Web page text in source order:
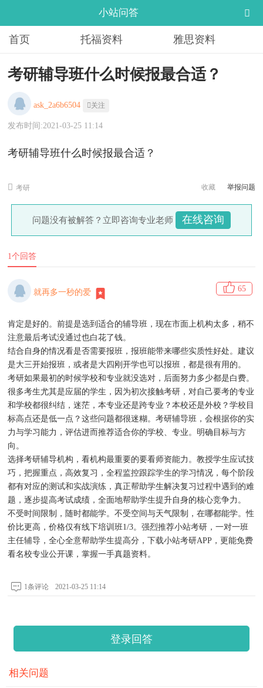
小站问答
首页 托福资料 雅思资料
考研辅导班什么时候报最合适？
ask_2a6b6504 关注
发布时间:2021-03-25 11:14
考研辅导班什么时候报最合适？
考研 举报问题
收藏
问题没有被解答？立即咨询专业老师 在线咨询
1个回答
就再多一秒的爱 65
肯定是好的。前提是选到适合的辅导班，现在市面上机构太多，稍不
注意最后考试没通过也白花了钱。
结合自身的情况看是否需要报班，报班能带来哪些实质性好处。建议
是大三开始报班，或者是大四刚开学也可以报班，都是很有用的。
考研如果最初的时候学校和专业就没选对，后面努力多少都是白费。
很多考生尤其是应届的学生，因为初次接触考研，对自己要考的专业
和学校都很纠结，迷茫，本专业还是跨专业？本校还是外校？学校目
标高点还是低一点？这些问题都很迷糊。考研辅导班，会根据你的实
力与学习能力，评估进而推荐适合你的学校、专业。明确目标与方
向。
选择考研辅导机构，看机构最重要的要看师资能力。教授学生应试技
巧，把握重点，高效复习，全程监控跟踪学生的学习情况，每个阶段
都有对应的测试和实战演练，真正帮助学生解决复习过程中遇到的难
题，逐步提高考试成绩，全面地帮助学生提升自身的核心竞争力。
不受时间限制，随时都能学。不受空间与天气限制，在哪都能学。性
价比更高，价格仅有线下培训班1/3。强烈推荐小站考研，一对一班
主任辅导，全心全意帮助学生提高分，下载小站考研APP，更能免费
看名校专业公开课，掌握一手真题资料。
1条评论 2021-03-25 11:14
登录回答
相关问题